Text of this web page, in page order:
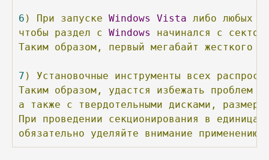
6 ) При запуске Windows Vista либо любых
чтобы
раздел с Windows начинался с
Таким образом, первый мегабайт жесткого
7 ) Установочные инструменты всех
Таким образом, удастся избежать проблем
а
также с твердотельными дисками, размер
При
проведении секционирования в
обязательно
уделяйте внимание применению